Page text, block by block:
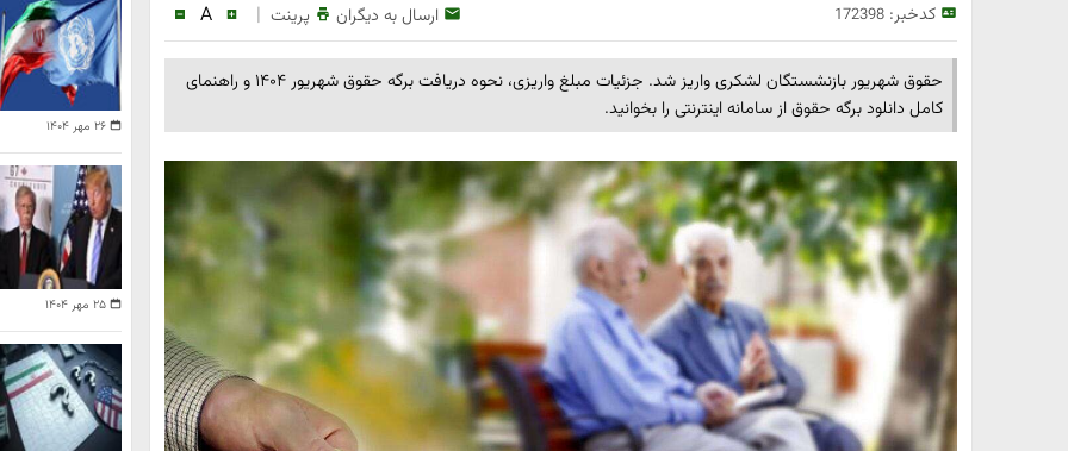
کدخبر:172398 ارسال به دیگران پرینت |
A
حقوق شهریور بازنشستگان لشکری واریز شد. جزئیات مبلغ واریزی، نحوه دریافت برگه حقوق شهریور ۱۴۰۴ و راهنمای
کامل دانلود برگه حقوق از سامانه اینترنتی را بخوانید.
۲۶ مهر ۱۴۰۴
۲۵ مهر ۱۴۰۴